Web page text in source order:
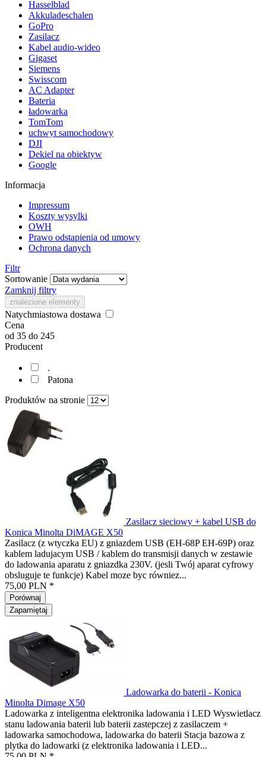
Hasselblad
Akkuladeschalen
GoPro
Zasilacz
Kabel audio-wideo
Gigaset
Siemens
Swisscom
AC Adapter
Bateria
ładowarka
TomTom
uchwyt samochodowy
DJI
Dekiel na obiektyw
Google
Informacja
Impressum
Koszty wysylki
OWH
Prawo odstapienia od umowy
Ochrona danych
Filtr
Sortowanie
Zamknij filtry
znalezione elementy
Natychmiastowa dostawa
Cena
od 35 do 245
Producent
.
Patona
Produktów na stronie
Zasilacz sieciowy + kabel USB do
Konica Minolta DiMAGE X50
Zasilacz (z wtyczka EU) z gniazdem USB (EH-68P EH-69P) oraz
kablem ladujacym USB / kablem do transmisji danych w zestawie
do ladowania aparatu z gniazdka 230V. (jesli Twój aparat cyfrowy
obsluguje te funkcje) Kabel moze byc równiez...
75,00 PLN *
Porównaj
Zapamiętaj
Ladowarka do baterii - Konica
Minolta Dimage X50
Ladowarka z inteligentna elektronika ladowania i LED Wyswietlacz
stanu ladowania baterii lub baterii zastepczej z zasilaczem +
ladowarka samochodowa, ladowarka do baterii Stacja bazowa z
plytka do ladowarki (z elektronika ladowania i LED...